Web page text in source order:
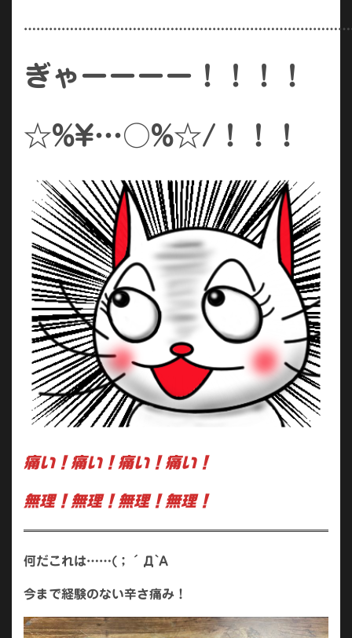
ぎゃーーーー！！！！
☆%¥…○%☆/！！！
痛い！痛い！痛い！痛い！
無理！無理！無理！無理！
何だこれは……(；´Д`A
今まで経験のない辛さ痛み！